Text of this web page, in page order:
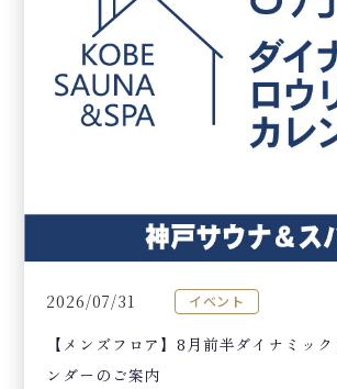
2026/07/31 イベント
【メンズフロア】8月前半ダイナミッ
ンダーのご案内